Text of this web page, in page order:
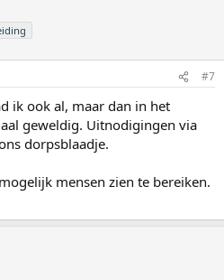
#7
ik ook al, maar dan in het
geweldig. Uitnodigingen via
dorpsblaadje.
mensen zien te bereiken.